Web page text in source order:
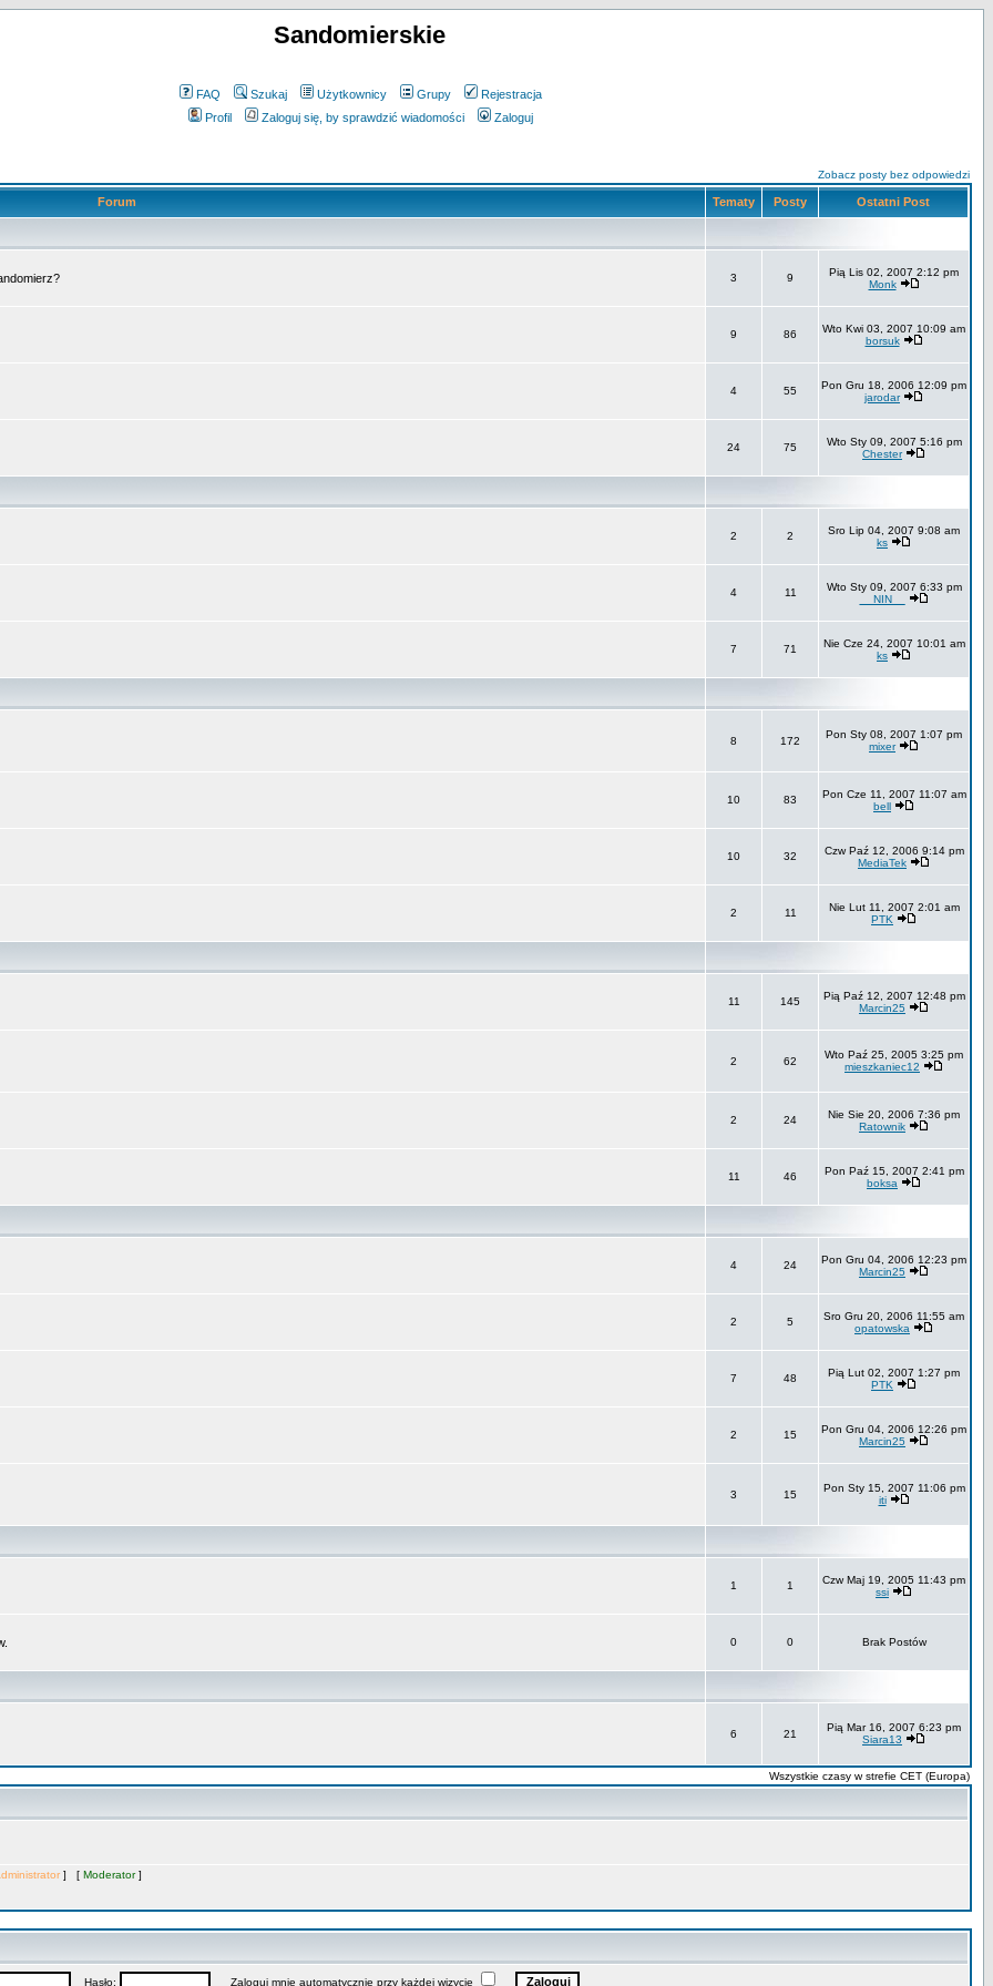
Sandomierskie
FAQ Szukaj Użytkownicy Grupy
Rejestracja
Profil
Zaloguj się, by sprawdzić wiadomości Zaloguj
Zobacz posty bez odpowiedzi
Forum Tematy Posty Ostatni Post
3 9
Pią Lis 02, 2007 2:12 pm
Monk
9 86
Wto Kwi 03, 2007 10:09 am
borsuk
4 55
Pon Gru 18, 2006 12:09 pm
jarodar
24 75
Wto Sty 09, 2007 5:16 pm
Chester
2 2
Sro Lip 04, 2007 9:08 am
ks
4 11
Wto Sty 09, 2007 6:33 pm
__NIN__
7 71
Nie Cze 24, 2007 10:01 am
ks
8 172
Pon Sty 08, 2007 1:07 pm
mixer
10 83
Pon Cze 11, 2007 11:07 am
bell
10 32
Czw Paź 12, 2006 9:14 pm
MediaTek
2 11
Nie Lut 11, 2007 2:01 am
PTK
11 145
Pią Paź 12, 2007 12:48 pm
Marcin25
2 62
Wto Paź 25, 2005 3:25 pm
mieszkaniec12
2 24
Nie Sie 20, 2006 7:36 pm
Ratownik
11 46
Pon Paź 15, 2007 2:41 pm
boksa
4 24
Pon Gru 04, 2006 12:23 pm
Marcin25
2 5
Sro Gru 20, 2006 11:55 am
opatowska
7 48
Pią Lut 02, 2007 1:27 pm
PTK
2 15
Pon Gru 04, 2006 12:26 pm
Marcin25
3 15
Pon Sty 15, 2007 11:06 pm
iti
1 1
Czw Maj 19, 2005 11:43 pm
ssi
0 0 Brak Postów
6 21
Pią Mar 16, 2007 6:23 pm
Siara13
Wszystkie czasy w strefie CET (Europa)
] [ Moderator]
Hasło: Zaloguj mnie automatycznie przy każdej wizycie